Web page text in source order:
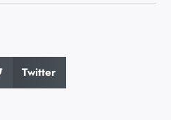
Twitter